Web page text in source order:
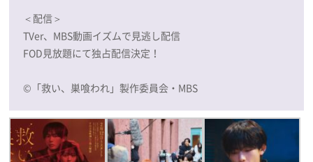
＜配信＞
TVer、MBS動画イズムで見逃し配信
FOD見放題にて独占配信決定！
©「救い、巣喰われ」製作委員会・MBS